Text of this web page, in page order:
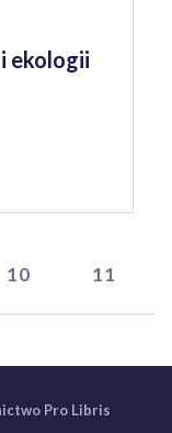
ekologii
10 11
Pro Libris